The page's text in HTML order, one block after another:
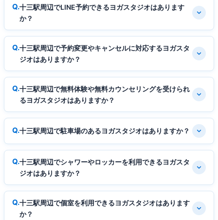
十三駅周辺でLINE予約できるヨガスタジオはあります
か？
十三駅周辺で予約変更やキャンセルに対応するヨガスタ
ジオはありますか？
十三駅周辺で無料体験や無料カウンセリングを受けられ
るヨガスタジオはありますか？
十三駅周辺で駐車場のあるヨガスタジオはありますか？
十三駅周辺でシャワーやロッカーを利用できるヨガスタ
ジオはありますか？
十三駅周辺で個室を利用できるヨガスタジオはあります
か？